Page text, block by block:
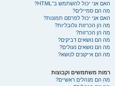
האם אני יכול להשתמש ב־HTML?
מה הם סמיילים?
האם אני יכול לפרסם תמונות?
מה הן הכרזות גלובליות?
מה הן הכרזות?
מה הם נושאים דביקים?
מה הם נושאים נעולים?
מה הם אייקונים לנושא?
רמות משתמשים וקבוצות
מה הם מנהלים ראשיים?